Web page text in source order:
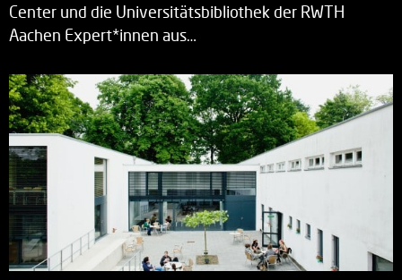
Center und die Universitätsbibliothek der RWTH
Aachen Expert*innen aus…